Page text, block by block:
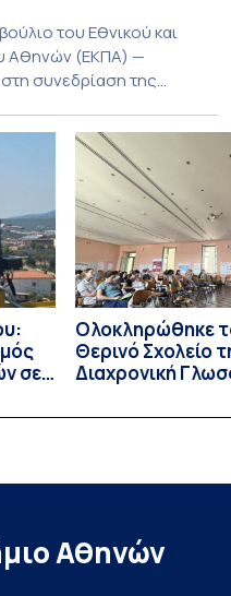
του Εθνικού και
Αθηνών (ΕΚΠΑ) —
συνεδρίαση της
εκδήλωσης
σε Προγράμματα Σπουδών,
στο Παράρτημα Κύπρου
έως τη Δευτέρα 31
σε
Ολοκληρώθηκε
Θερινό Σχολείο
Διαχρονική
Linguistics in
Αθηνών